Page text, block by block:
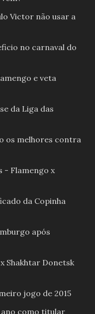
Victor não usar a
no carnaval do
e veta
da Liga das
os melhores contra
- Flamengo x
da Copinha
após
Shakhtar Donetsk
jogo de 2015
ano como titular